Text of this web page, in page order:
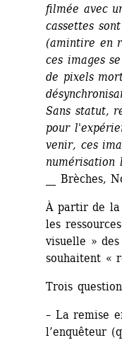
filmée avec
cassettes
(amintire en
ces images
de pixels
Sans statut,
pour
venir, ces
numérisation
__ Brèches,
À partir de
les
visuelle »
souhaitent «
Trois
– La remise
l’enquêteur